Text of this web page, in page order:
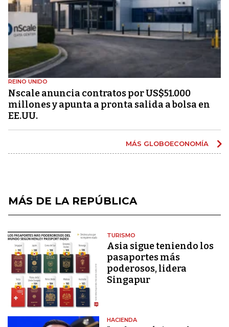
REINO UNIDO
Nscale anuncia contratos por US$51.000
millones y apunta a pronta salida a bolsa en
EE.UU.
MÁS GLOBOECONOMÍA
MÁS DE LA REPÚBLICA
TURISMO
Asia sigue teniendo los
pasaportes más
poderosos, lidera
Singapur
HACIENDA